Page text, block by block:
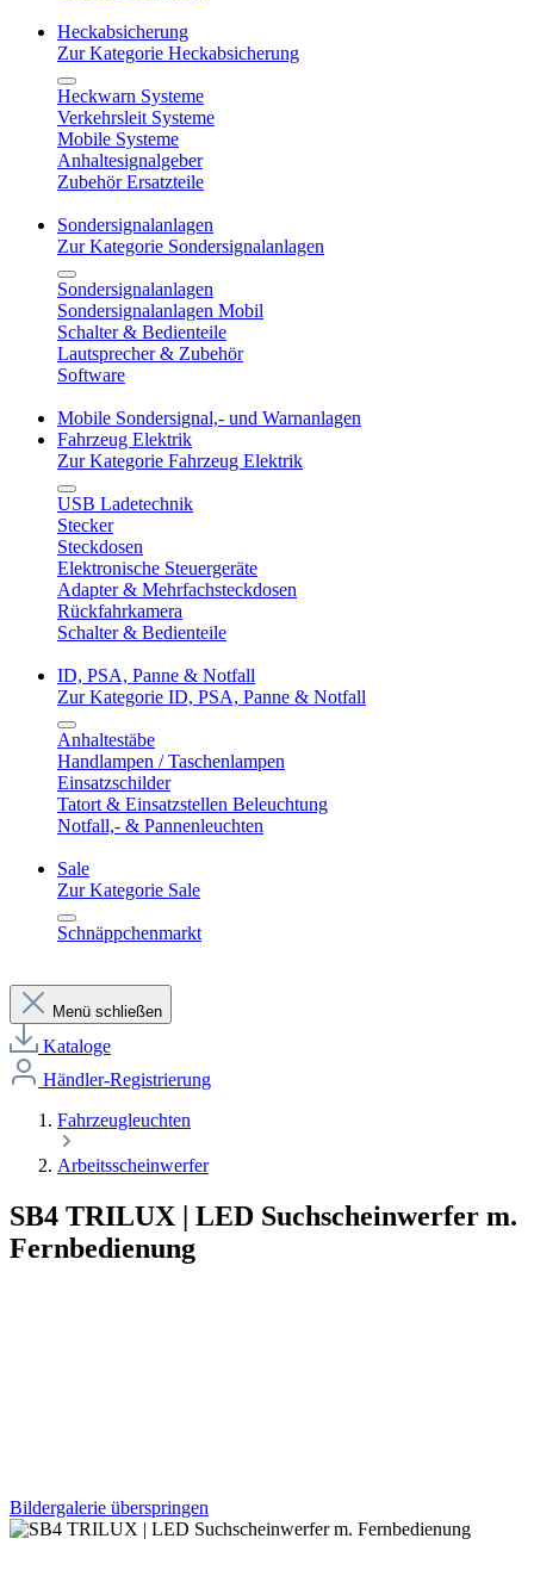
Heckabsicherung
Zur Kategorie Heckabsicherung
Heckwarn Systeme
Verkehrsleit Systeme
Mobile Systeme
Anhaltesignalgeber
Zubehör Ersatzteile
Sondersignalanlagen
Zur Kategorie Sondersignalanlagen
Sondersignalanlagen
Sondersignalanlagen Mobil
Schalter & Bedienteile
Lautsprecher & Zubehör
Software
Mobile Sondersignal,- und Warnanlagen
Fahrzeug Elektrik
Zur Kategorie Fahrzeug Elektrik
USB Ladetechnik
Stecker
Steckdosen
Elektronische Steuergeräte
Adapter & Mehrfachsteckdosen
Rückfahrkamera
Schalter & Bedienteile
ID, PSA, Panne & Notfall
Zur Kategorie ID, PSA, Panne & Notfall
Anhaltestäbe
Handlampen / Taschenlampen
Einsatzschilder
Tatort & Einsatzstellen Beleuchtung
Notfall,- & Pannenleuchten
Sale
Zur Kategorie Sale
Schnäppchenmarkt
Menü schließen
Kataloge
Händler-Registrierung
Fahrzeugleuchten
Arbeitsscheinwerfer
SB4 TRILUX | LED Suchscheinwerfer m.
Fernbedienung
Bildergalerie überspringen